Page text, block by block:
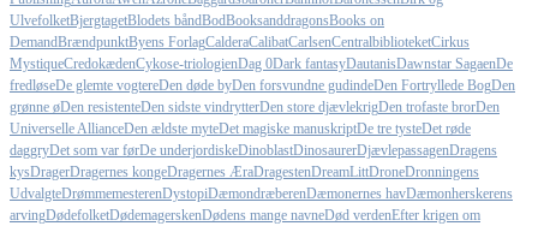
UlvefolketBjergtagetBlodets båndBodBooksanddragonsBooks on
DemandBrændpunktByens ForlagCalderaCalibatCarlsenCentralbiblioteketCirkus
MystiqueCredokædenCykose-triologienDag 0Dark fantasyDautanisDawnstar SagaenDe
fredløseDe glemte vogtereDen døde byDen forsvundne gudindeDen Fortryllede BogDen
grønne øDen resistenteDen sidste vindrytterDen store djævlekrigDen trofaste brorDen
Universelle AllianceDen ældste myteDet magiske manuskriptDe tre tysteDet røde
daggryDet som var førDe underjordiskeDinoblastDinosaurerDjævlepassagenDragens
kysDragerDragernes kongeDragernes ÆraDragestenDreamLittDroneDronningens
UdvalgteDrømmemesterenDystopiDæmondræberenDæmonernes havDæmonherskerens
arvingDødefolketDødemagerskenDødens mange navneDød verdenEfter krigen om